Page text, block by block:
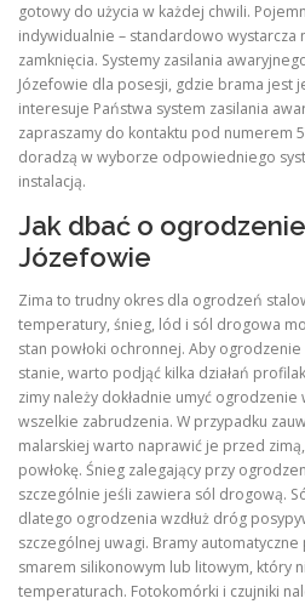
gotowy do użycia w każdej chwili.
indywidualnie – standardowo wystarcza
zamknięcia. Systemy zasilania
Józefowie dla posesji, gdzie brama jest
interesuje Państwa system zasilania
zapraszamy do kontaktu pod numerem
doradzą w wyborze odpowiedniego
instalacją.
Jak dbać o
Józefowie
Zima to trudny okres dla ogrodzeń
temperatury, śnieg, lód i sól drogowa
stan powłoki ochronnej. Aby
stanie, warto podjąć kilka działań
zimy należy dokładnie umyć
wszelkie zabrudzenia. W przypadku
malarskiej warto naprawić je przed
powłokę. Śnieg zalegający przy
szczególnie jeśli zawiera sól drogową.
dlatego ogrodzenia wzdłuż dróg
szczególnej uwagi. Bramy
smarem silikonowym lub litowym, który
temperaturach. Fotokomórki i czujniki